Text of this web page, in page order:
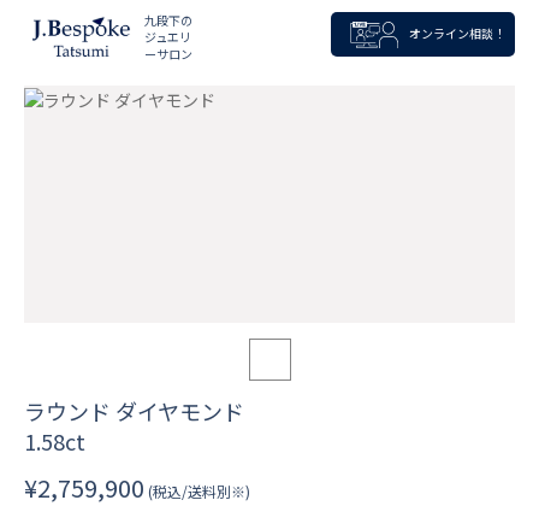
九段下の
ジュエリ
ーサロン
オンライン相談！
ラウンド ダイヤモンド
1.58ct
¥2,759,900 (税込/送料別※)